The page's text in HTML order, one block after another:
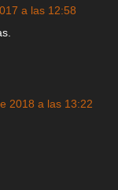
a las 12:58
2018 a las 13:22